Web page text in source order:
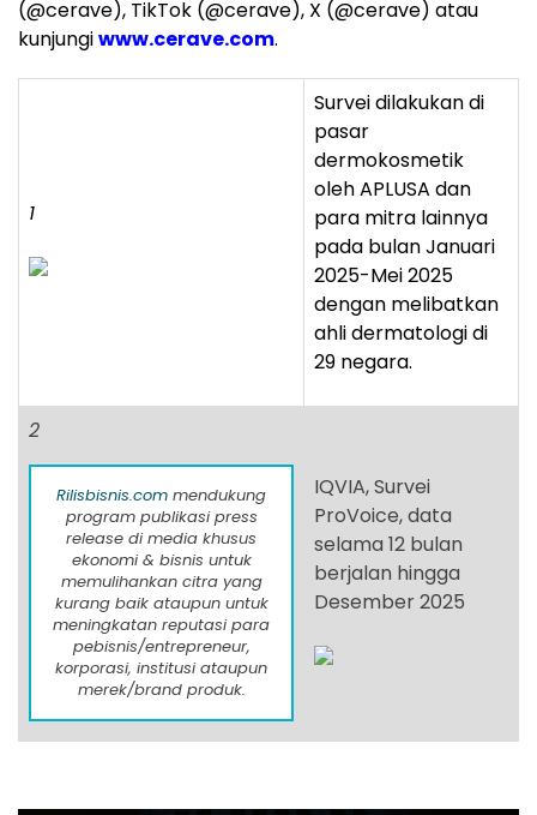
(@cerave), TikTok (@cerave), X (@cerave) atau
kunjungiwww.cerave.com.
1
Survei dilakukan di
pasar
dermokosmetik
oleh APLUSA dan
para mitra lainnya
pada bulan Januari
2025-Mei 2025
dengan melibatkan
ahli dermatologi di
29 negara.
2
Rilisbisnis.com mendukung
program publikasi press
release di media khusus
ekonomi & bisnis untuk
memulihankan citra yang
kurang baik ataupun untuk
meningkatan reputasi para
pebisnis/entrepreneur,
korporasi, institusi ataupun
merek/brand produk.
IQVIA, Survei
ProVoice, data
selama 12 bulan
berjalan hingga
Desember 2025